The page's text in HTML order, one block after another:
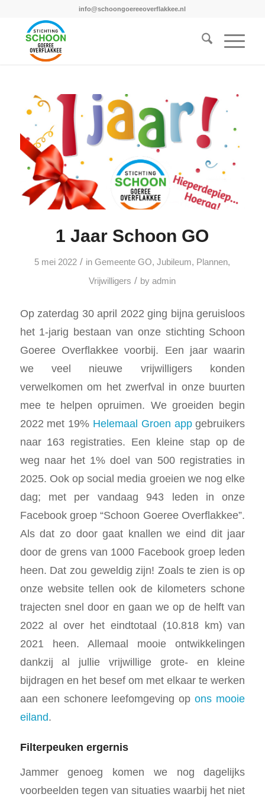
info@schoongoereeoverflakkee.nl
1 Jaar Schoon GO
5 mei 2022 / inGemeente GO,Jubileum, Plannen,
Vrijwilligers / byadmin
Op zaterdag 30 april 2022 ging bijna geruisloos
het 1-jarig bestaan van onze stichting Schoon
Goeree Overflakkee voorbij. Een jaar waarin
we veel nieuwe vrijwilligers konden
verwelkomen om het zwerfval in onze buurten
mee te helpen opruimen. We groeiden begin
2022 met 19% Helemaal Groen appgebruikers
naar 163 registraties. Een kleine stap op de
weg naar het 1% doel van 500 registraties in
2025. Ook op social media groeien we nog elke
dag; met per vandaag 943 leden in onze
Facebook groep “Schoon Goeree Overflakkee”.
Als dat zo door gaat knallen we eind dit jaar
door de grens van 1000 Facebook groep leden
heen. Dat zou geweldig zijn! Zoals te zien is op
onze website tellen ook de kilometers schone
trajecten snel door en gaan we op de helft van
2022 al over het eindtotaal (10.818 km) van
2021 heen. Allemaal mooie ontwikkelingen
dankzij al jullie vrijwillige grote- en kleine
bijdragen en het besef om met elkaar te werken
aan een schonere leefomgeving opons mooie
eiland.
Filterpeuken ergernis
Jammer genoeg komen we nog dagelijks
voorbeelden tegen van situaties waarbij het niet